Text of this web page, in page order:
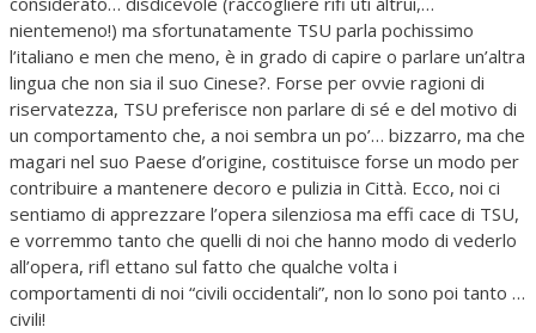
nientemeno!) ma sfortunatamente TSU parla pochissimo
l’italiano e men che meno, è in grado di capire o parlare un’altra
lingua che non sia il suo Cinese?. Forse per ovvie ragioni di
riservatezza, TSU preferisce non parlare di sé e del motivo di
un comportamento che, a noi sembra un po’… bizzarro, ma che
magari nel suo Paese d’origine, costituisce forse un modo per
contribuire a mantenere decoro e pulizia in Città. Ecco, noi ci
sentiamo di apprezzare l’opera silenziosa ma effi cace di TSU,
e vorremmo tanto che quelli di noi che hanno modo di vederlo
all’opera, rifl ettano sul fatto che qualche volta i
comportamenti di noi “civili occidentali”, non lo sono poi tanto …
civili!